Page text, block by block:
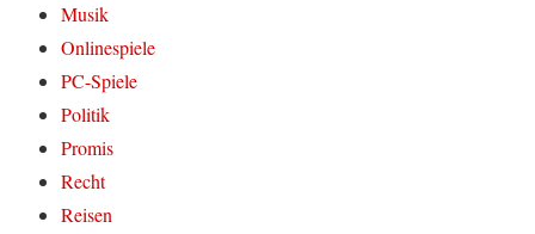
Musik
Onlinespiele
PC-Spiele
Politik
Promis
Recht
Reisen